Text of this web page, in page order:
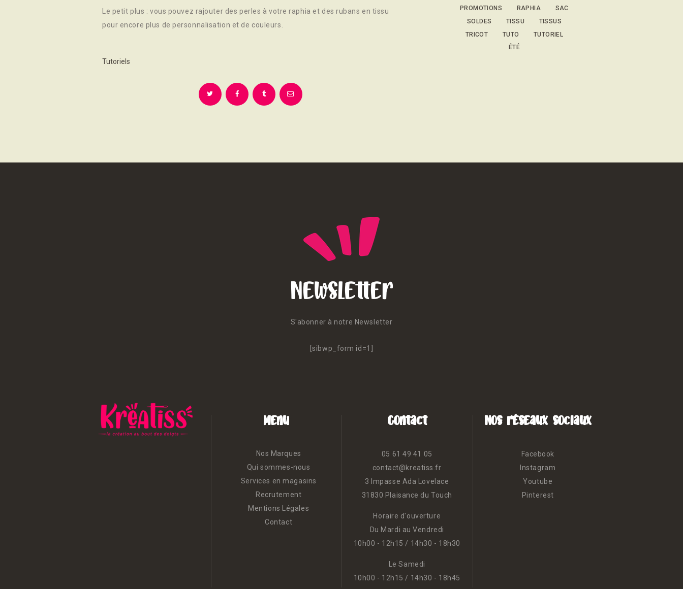
Le petit plus : vous pouvez rajouter des perles à votre raphia et des rubans en tissu
pour encore plus de personnalisation et de couleurs.
Tutoriels
PROMOTIONS
RAPHIA
SAC
SOLDES
TISSU
TISSUS
TRICOT
TUTO
TUTORIEL
ÉTÉ
Newsletter
S'abonner à notre Newsletter
[sibwp_form id=1]
Menu
Nos Marques
Qui sommes-nous
Services en magasins
Recrutement
Mentions Légales
Contact
Contact
05 61 49 41 05
contact@kreatiss.fr
3 Impasse Ada Lovelace
31830 Plaisance du Touch
Horaire d'ouverture
Du Mardi au Vendredi
10h00 - 12h15 / 14h30 - 18h30
Le Samedi
10h00 - 12h15 / 14h30 - 18h45
Nos réseaux sociaux
Facebook
Instagram
Youtube
Pinterest